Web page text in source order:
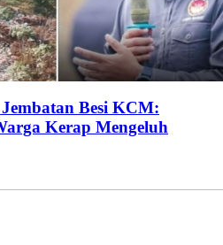
Besi KCM:
Kerap Mengeluh